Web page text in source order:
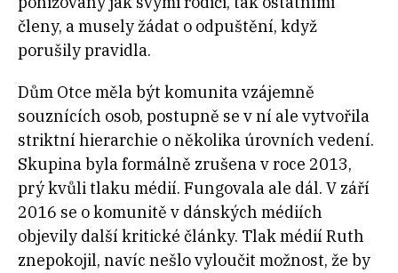
členy, a musely žádat o odpuštění, když
porušily pravidla.
Dům Otce měla být komunita vzájemně
souznících osob, postupně se v ní ale vytvořila
striktní hierarchie o několika úrovních vedení.
Skupina byla formálně zrušena v roce 2013,
prý kvůli tlaku médií. Fungovala ale dál. V září
2016 se o komunitě v dánských médiích
objevily další kritické články. Tlak médií Ruth
znepokojil, navíc nešlo vyloučit možnost, že by